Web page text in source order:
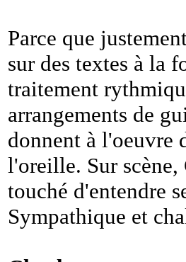
Parce que
sur des textes à la
traitement
arrangements de
donnent à l'oeuvre
l'oreille. Sur
touché d'entendre
Sympathique et